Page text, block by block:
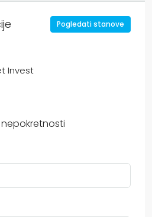
Pogledati stanove
Invest